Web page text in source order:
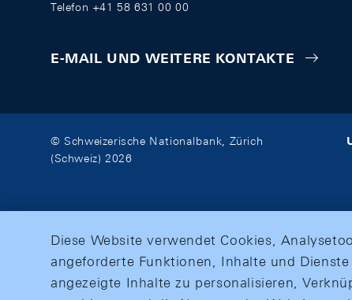
Telefon +41 58 631 00 00
E-MAIL UND WEITERE KONTAKTE
© Schweizerische Nationalbank, Zürich
(Schweiz) 2026
Diese Website verwendet Cookies,
angeforderte Funktionen, Inhalte und
angezeigte Inhalte zu personalisieren,